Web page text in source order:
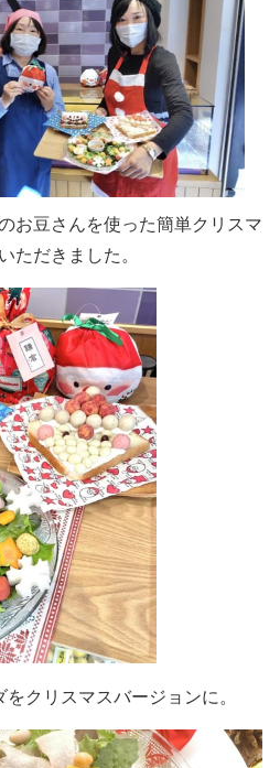
お豆さんを使った簡単クリスマ
ただきました。
クリスマスバージョンに。